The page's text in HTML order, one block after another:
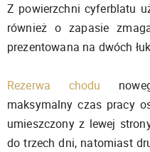
Z powierzchni cyferblatu
również o zapasie
prezentowana na dwóch
Rezerwa chodu
maksymalny czas pracy
umieszczony z lewej
do trzech dni, natomiast